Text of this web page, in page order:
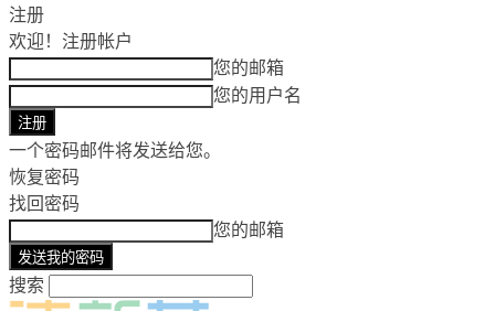
注册
欢迎！ 注册帐户
您的邮箱
您的用户名
一个密码邮件将发送给您。
恢复密码
找回密码
您的邮箱
搜索